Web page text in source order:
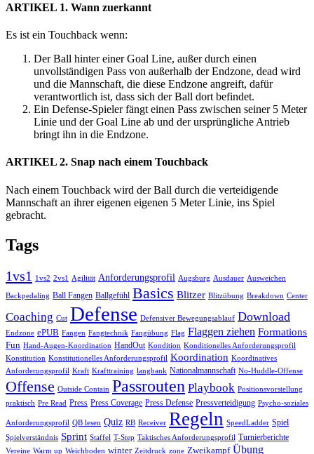
ARTIKEL 1. Wann zuerkannt
Es ist ein Touchback wenn:
Der Ball hinter einer Goal Line, außer durch einen
unvollständigen Pass von außerhalb der Endzone, dead wird
und die Mannschaft, die diese Endzone angreift, dafür
verantwortlich ist, dass sich der Ball dort befindet.
Ein Defense-Spieler fängt einen Pass zwischen seiner 5 Meter
Linie und der Goal Line ab und der ursprüngliche Antrieb
bringt ihn in die Endzone.
ARTIKEL 2. Snap nach einem Touchback
Nach einem Touchback wird der Ball durch die verteidigende
Mannschaft an ihrer eigenen eigenen 5 Meter Linie, ins Spiel
gebracht.
Primärer
Widget-
Bereich
Tags
1vs1 1vs2 2vs1 Agilität Anforderungsprofil Augsburg Ausdauer Ausweichen
Backpedaling Ball Fangen Ballgefühl Basics Blitzer Blitzübung Breakdown Center
Coaching Cut Defense Defensiver Bewegungsablauf Download
Endzone ePUB Fangen Fangtechnik Fangübung Flag Flaggen ziehen Formations
Fun Hand-Augen-Koordination HandOut Kondition Konditionelles Anforderungsprofil
Konstitution Konstitutionelles Anforderungsprofil Koordination Koordinatives
Anforderungsprofil Kraft Krafttraining langbank Nationalmannschaft No-Huddle-Offense
Offense Outside Contain Passrouten Playbook Positionsvorstellung
praktisch Pre Read Press Press Coverage Press Defense Pressverteidigung Psycho-soziales
Anforderungsprofil QB lesen Quiz RB Receiver Regeln SpeedLadder Spiel
Spielverständnis Sprint Staffel T-Step Taktisches Anforderungsprofil Turnierberichte
Vereine Warm up Weichboden winter Zeitdruck zone Zweikampf Übung